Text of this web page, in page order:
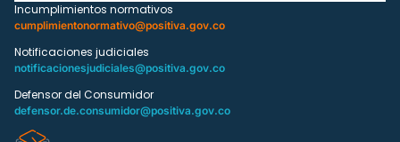
Incumplimientos normativos
cumplimientonormativo@positiva.gov.co
Notificaciones judiciales
notificacionesjudiciales@positiva.gov.co
Defensor del Consumidor
defensor.de.consumidor@positiva.gov.co